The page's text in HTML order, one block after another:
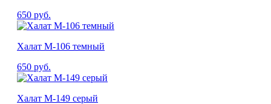
650 руб.
Халат М-106 темный
650 руб.
Халат М-149 серый